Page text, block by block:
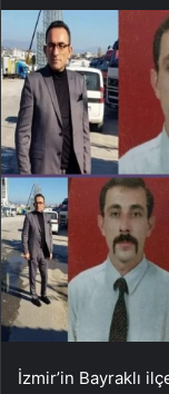
İzmir’in Bayraklı